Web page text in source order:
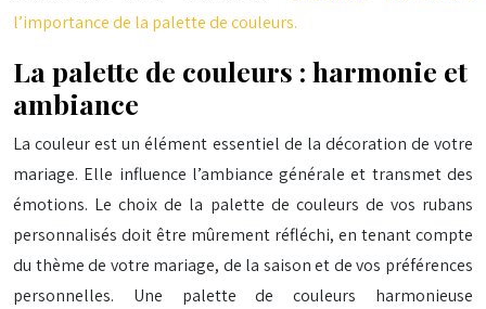
l’importance de la palette de couleurs.
La palette de couleurs : harmonie et
ambiance
La couleur est un élément essentiel de la décoration de votre
mariage. Elle influence l’ambiance générale et transmet des
émotions. Le choix de la palette de couleurs de vos rubans
personnalisés doit être mûrement réfléchi, en tenant compte
du thème de votre mariage, de la saison et de vos préférences
personnelles. Une palette de couleurs harmonieuse